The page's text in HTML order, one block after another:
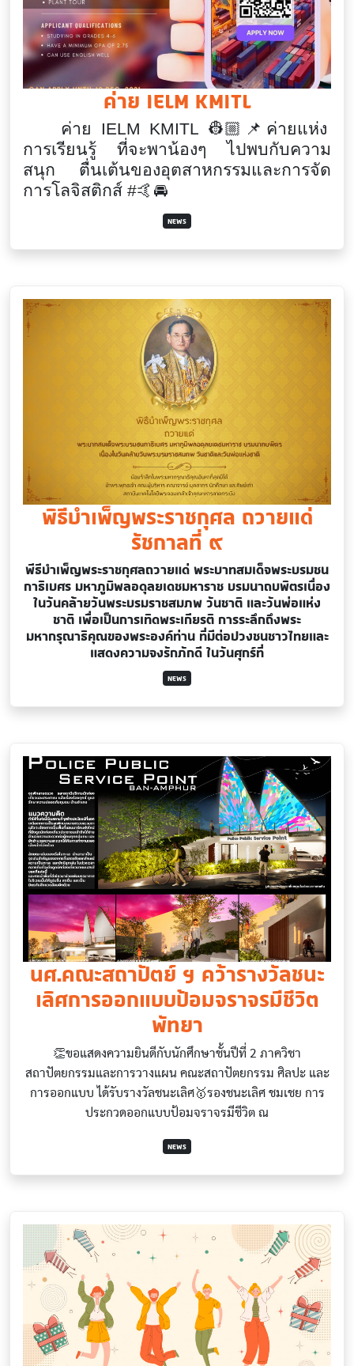
ค่าย IELM KMITL
ค่าย IELM KMITL 👷🏼📌 ค่ายแห่ง
การเรียนรู้ ที่จะพาน้องๆ ไปพบกับความ
สนุก ตื่นเต้นของอุตสาหกรรมและการจัด
การโลจิสติกส์ #🤙🚘
NEWS
พิธีบำเพ็ญพระราชกุศล ถวายแด่
รัชกาลที่ ๙
พีธีบำเพ็ญพระราชกุศลถวายแด่ พระบาทสมเด็จพระบรมชน
กาธิเบศร มหาภูมิพลอดุลยเดชมหาราช บรมนาถบพิตรเนื่อง
ในวันคล้ายวันพระบรมราชสมภพ วันชาติ และวันพ่อแห่ง
ชาติ เพื่อเป็นการเทิดพระเกียรติ การระลึกถึงพระ
มหากรุณาธิคุณของพระองค์ท่าน ที่มีต่อปวงชนชาวไทยและ
แสดงความจงรักภักดี ในวันศุกร์ที่
NEWS
นศ.คณะสถาปัตย์ ฯ คว้ารางวัลชนะ
เลิศการออกแบบป้อมจราจรมีชีวิต
พัทยา
👏ขอแสดงความยินดีกับนักศึกษาชั้นปีที่ 2 ภาควิชา
สถาปัตยกรรมและการวางแผน คณะสถาปัตยกรรม ศิลปะ และ
การออกแบบ ได้รับรางวัลชนะเลิศ🥇รองชนะเลิศ ชมเชย การ
ประกวดออกแบบป้อมจราจรมีชีวิต ณ
NEWS